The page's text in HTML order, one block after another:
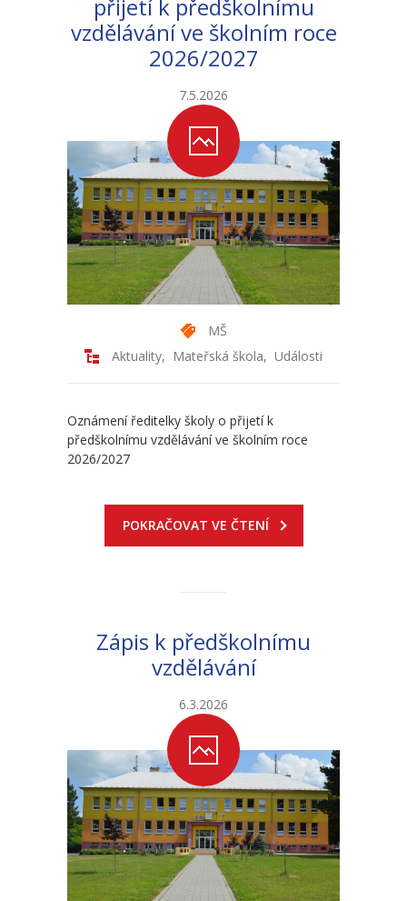
-- Školní řád ZŠ
-- Školní vzdělávací program ZŠ
-- Fotogalerie ZŠ
Mateřská škola
-- Aktuality MŠ
-- Uspořádání dne MŠ
-- Učitelé MŠ
-- Organizace školního roku MŠ
-- Zápis dětí do MŠ
-- Školní řád MŠ
-- Školní vzdělávací program MŠ
Školní družina
-- Vnitřní řád ŠD
-- Školní vzdělávací program ŠD
-- Fotogalerie ŠD
Jídelna
-- Jídelníček
-- Odhlášení stravy
-- Vnitřní řád ŠJ
přijetí k předškolnímu
vzdělávání ve školním roce
2026/2027
7.5.2026
MŠ
Aktuality, Mateřská škola, Události
Oznámení ředitelky školy o přijetí k
předškolnímu vzdělávání ve školním roce
2026/2027
POKRAČOVAT VE ČTENÍ
Zápis k předškolnímu
vzdělávání
6.3.2026